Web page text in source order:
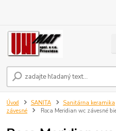
Úvod SANITA Sanitárna keramika
závesné
Roca Meridian wc závesné